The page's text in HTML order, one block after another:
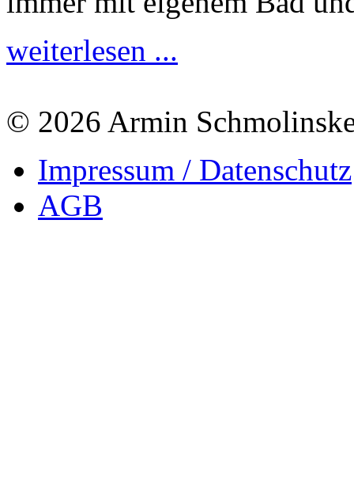
weiterlesen ...
© 2026 Armin
Impressum / Datenschutz
AGB